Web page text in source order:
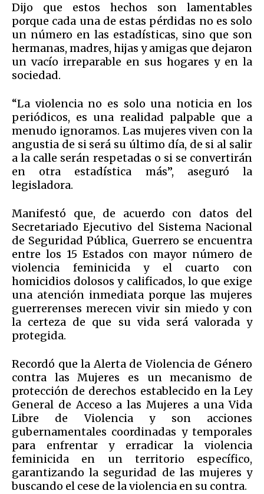
Dijo que estos hechos son lamentables
porque cada una de estas pérdidas no es solo
un número en las estadísticas, sino que son
hermanas, madres, hijas y amigas que dejaron
un vacío irreparable en sus hogares y en la
sociedad.
“La violencia no es solo una noticia en los
periódicos, es una realidad palpable que a
menudo ignoramos. Las mujeres viven con la
angustia de si será su último día, de si al salir
a la calle serán respetadas o si se convertirán
en otra estadística más”, aseguró la
legisladora.
Manifestó que, de acuerdo con datos del
Secretariado Ejecutivo del Sistema Nacional
de Seguridad Pública, Guerrero se encuentra
entre los 15 Estados con mayor número de
violencia feminicida y el cuarto con
homicidios dolosos y calificados, lo que exige
una atención inmediata porque las mujeres
guerrerenses merecen vivir sin miedo y con
la certeza de que su vida será valorada y
protegida.
Recordó que la Alerta de Violencia de Género
contra las Mujeres es un mecanismo de
protección de derechos establecido en la Ley
General de Acceso a las Mujeres a una Vida
Libre de Violencia y son acciones
gubernamentales coordinadas y temporales
para enfrentar y erradicar la violencia
feminicida en un territorio específico,
garantizando la seguridad de las mujeres y
buscando el cese de la violencia en su contra.